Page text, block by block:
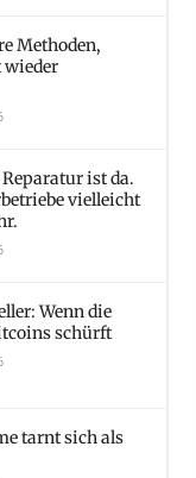
Methoden,
wieder
ist da.
vielleicht
Wenn die
schürft
tarnt sich als